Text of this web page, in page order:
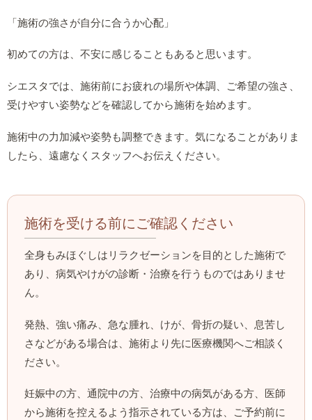
「施術の強さが自分に合うか心配」
初めての方は、不安に感じることもあると思います。
シエスタでは、施術前にお疲れの場所や体調、ご希望の強さ、
受けやすい姿勢などを確認してから施術を始めます。
施術中の力加減や姿勢も調整できます。気になることがありま
したら、遠慮なくスタッフへお伝えください。
施術を受ける前にご確認ください
全身もみほぐしはリラクゼーションを目的とした施術で
あり、病気やけがの診断・治療を行うものではありませ
ん。
発熱、強い痛み、急な腫れ、けが、骨折の疑い、息苦し
さなどがある場合は、施術より先に医療機関へご相談く
ださい。
妊娠中の方、通院中の方、治療中の病気がある方、医師
から施術を控えるよう指示されている方は、ご予約前に